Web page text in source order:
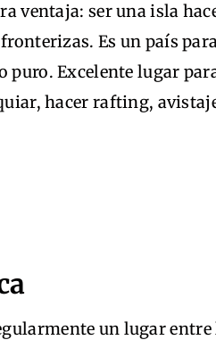
ventaja: ser una isla
Es un país
puro. Excelente lugar
hacer rafting,
un lugar